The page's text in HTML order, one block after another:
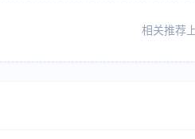
相关推荐